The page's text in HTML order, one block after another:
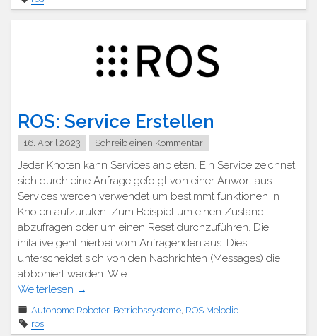
ROS: Service Erstellen
16. April 2023 Schreib einen Kommentar
Jeder Knoten kann Services anbieten. Ein Service zeichnet
sich durch eine Anfrage gefolgt von einer Anwort aus.
Services werden verwendet um bestimmt funktionen in
Knoten aufzurufen. Zum Beispiel um einen Zustand
abzufragen oder um einen Reset durchzuführen. Die
initative geht hierbei vom Anfragenden aus. Dies
unterscheidet sich von den Nachrichten (Messages) die
abboniert werden. Wie …
Weiterlesen →
Autonome Roboter, Betriebssysteme ROS Melodic
ros